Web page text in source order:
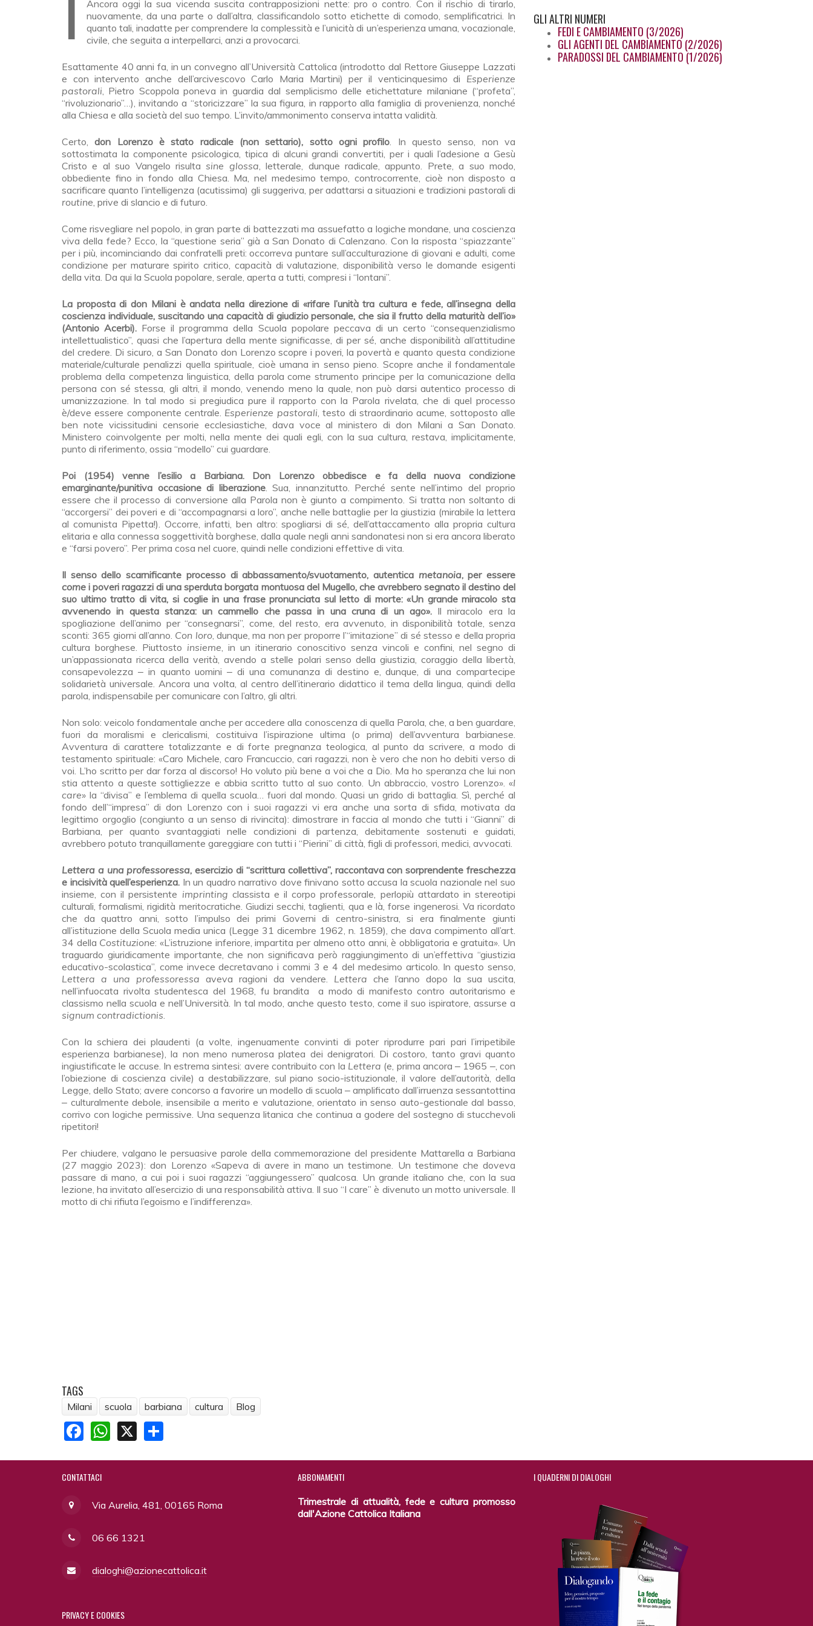
Ancora oggi la sua vicenda suscita contrapposizioni nette: pro o contro. Con il rischio di tirarlo,
nuovamente, da una parte o dall’altra, classificandolo sotto etichette di comodo, semplificatrici. In
quanto tali, inadatte per comprendere la complessità e l’unicità di un’esperienza umana, vocazionale,
civile, che seguita a interpellarci, anzi a provocarci.
Esattamente 40 anni fa, in un convegno all’Università Cattolica (introdotto dal Rettore Giuseppe Lazzati
e con intervento anche dell’arcivescovo Carlo Maria Martini) per il venticinquesimo di Esperienze
pastorali, Pietro Scoppola poneva in guardia dal semplicismo delle etichettature milaniane (“profeta”,
“rivoluzionario”…), invitando a “storicizzare” la sua figura, in rapporto alla famiglia di provenienza, nonché
alla Chiesa e alla società del suo tempo. L’invito/ammonimento conserva intatta validità.
Certo,don Lorenzo è stato radicale (non settario), sotto ogni profilo. In questo senso, non va
sottostimata la componente psicologica, tipica di alcuni grandi convertiti, per i quali l’adesione a Gesù
Cristo e al suo Vangelo risultasine glossa, letterale, dunque radicale, appunto. Prete, a suo modo,
obbediente fino in fondo alla Chiesa. Ma, nel medesimo tempo, controcorrente, cioè non disposto a
sacrificare quanto l’intelligenza (acutissima) gli suggeriva, per adattarsi a situazioni e tradizioni pastorali di
routine, prive di slancio e di futuro.
Come risvegliare nel popolo, in gran parte di battezzati ma assuefatto a logiche mondane, una coscienza
viva della fede? Ecco, la “questione seria” già a San Donato di Calenzano. Con la risposta “spiazzante”
per i più, incominciando dai confratelli preti: occorreva puntare sull’acculturazione di giovani e adulti, come
condizione per maturare spirito critico, capacità di valutazione, disponibilità verso le domande esigenti
della vita. Da qui la Scuola popolare, serale, aperta a tutti, compresi i “lontani”.
La proposta di don Milani è andata nella direzione di «rifare l’unità tra cultura e fede, all’insegna della
coscienza individuale, suscitando una capacità di giudizio personale, che sia il frutto della maturità dell’io»
(Antonio Acerbi). Forse il programma della Scuola popolare peccava di un certo “consequenzialismo
intellettualistico”, quasi che l’apertura della mente significasse, di per sé, anche disponibilità all’attitudine
del credere. Di sicuro, a San Donato don Lorenzo scopre i poveri, la povertà e quanto questa condizione
materiale/culturale penalizzi quella spirituale, cioè umana in senso pieno. Scopre anche il fondamentale
problema della competenza linguistica, della parola come strumento principe per la comunicazione della
persona con sé stessa, gli altri, il mondo, venendo meno la quale, non può darsi autentico processo di
umanizzazione. In tal modo si pregiudica pure il rapporto con la Parola rivelata, che di quel processo
è/deve essere componente centrale. Esperienze pastorali, testo di straordinario acume, sottoposto alle
ben note vicissitudini censorie ecclesiastiche, dava voce al ministero di don Milani a San Donato.
Ministero coinvolgente per molti, nella mente dei quali egli, con la sua cultura, restava, implicitamente,
punto di riferimento, ossia “modello” cui guardare.
Poi (1954) venne l’esilio a Barbiana. Don Lorenzo obbedisce e fa della nuova condizione
emarginante/punitiva occasione di liberazione. Sua, innanzitutto. Perché sente nell’intimo del proprio
essere che il processo di conversione alla Parola non è giunto a compimento. Si tratta non soltanto di
“accorgersi” dei poveri e di “accompagnarsi a loro”, anche nelle battaglie per la giustizia (mirabile la lettera
al comunista Pipetta!). Occorre, infatti, ben altro: spogliarsi di sé, dell’attaccamento alla propria cultura
elitaria e alla connessa soggettività borghese, dalla quale negli anni sandonatesi non si era ancora liberato
e “farsi povero”. Per prima cosa nel cuore, quindi nelle condizioni effettive di vita.
Il senso dello scarnificante processo di abbassamento/svuotamento, autentica metanoia, per essere
comei poveri ragazzi di una sperduta borgata montuosa del Mugello, che avrebbero segnato il destino del
suo ultimo tratto di vita, si coglie in una frase pronunciata sul letto di morte: «Un grande miracolo sta
avvenendo in questa stanza: un cammello che passa in una cruna di un ago».Il miracolo era la
spogliazione dell’animo per “consegnarsi”, come, del resto, era avvenuto, in disponibilità totale, senza
sconti: 365 giorni all’anno. Con loro, dunque, ma non per proporre l’“imitazione” di sé stesso e della propria
cultura borghese. Piuttosto insieme, in un itinerario conoscitivo senza vincoli e confini, nel segno di
un’appassionata ricerca della verità, avendo a stelle polari senso della giustizia, coraggio della libertà,
consapevolezza ‒ in quanto uomini ‒ di una comunanza di destino e, dunque, di una compartecipe
solidarietà universale. Ancora una volta, al centro dell’itinerario didattico il tema della lingua, quindi della
parola, indispensabile per comunicare con l’altro, gli altri.
Non solo: veicolo fondamentale anche per accedere alla conoscenza di quella Parola, che, a ben guardare,
fuori da moralismi e clericalismi, costituiva l’ispirazione ultima (o prima) dell’avventura barbianese.
Avventura di carattere totalizzante e di forte pregnanza teologica, al punto da scrivere, a modo di
testamento spirituale: «Caro Michele, caro Francuccio, cari ragazzi, non è vero che non ho debiti verso di
voi. L’ho scritto per dar forza al discorso! Ho voluto più bene a voi che a Dio. Ma ho speranza che lui non
stia attento a queste sottigliezze e abbia scritto tutto al suo conto. Un abbraccio, vostro Lorenzo». «I
care» la “divisa” e l’emblema di quella scuola… fuori dal mondo. Quasi un grido di battaglia. Sì, perché al
fondo dell’“impresa” di don Lorenzo con i suoi ragazzi vi era anche una sorta di sfida, motivata da
legittimo orgoglio (congiunto a un senso di rivincita): dimostrare in faccia al mondo che tutti i “Gianni” di
Barbiana, per quanto svantaggiati nelle condizioni di partenza, debitamente sostenuti e guidati,
avrebbero potuto tranquillamente gareggiare con tutti i “Pierini” di città, figli di professori, medici, avvocati.
Lettera a una professoressa, esercizio di “scrittura collettiva”, raccontava con sorprendente freschezza
e incisività quell’esperienza. In un quadro narrativo dove finivano sotto accusa la scuola nazionale nel suo
insieme, con il persistente imprinting classista e il corpo professorale, perlopiù attardato in stereotipi
culturali, formalismi, rigidità meritocratiche. Giudizi secchi, taglienti, qua e là, forse ingenerosi. Va ricordato
che da quattro anni, sotto l’impulso dei primi Governi di centro-sinistra, si era finalmente giunti
all’istituzione della Scuola media unica (Legge 31 dicembre 1962, n. 1859), che dava compimento all’art.
34 della Costituzione: «L’istruzione inferiore, impartita per almeno otto anni, è obbligatoria e gratuita». Un
traguardo giuridicamente importante, che non significava però raggiungimento di un’effettiva “giustizia
educativo-scolastica”, come invece decretavano i commi 3 e 4 del medesimo articolo. In questo senso,
Lettera a una professoressa aveva ragioni da vendere. Lettera che l’anno dopo la sua uscita,
nell’infuocata rivolta studentesca del 1968, fu brandita a modo di manifesto contro autoritarismo e
classismo nella scuola e nell’Università. In tal modo, anche questo testo, come il suo ispiratore, assurse a
signum contradictionis.
Con la schiera dei plaudenti (a volte, ingenuamente convinti di poter riprodurre pari pari l’irripetibile
esperienza barbianese), la non meno numerosa platea dei denigratori. Di costoro, tanto gravi quanto
ingiustificate le accuse. In estrema sintesi: avere contribuito con la Lettera (e, prima ancora ‒ 1965 ‒, con
l’obiezione di coscienza civile) a destabilizzare, sul piano socio-istituzionale, il valore dell’autorità, della
Legge, dello Stato; avere concorso a favorire un modello di scuola ‒ amplificato dall’irruenza sessantottina
‒ culturalmente debole, insensibile a merito e valutazione, orientato in senso auto-gestionale dal basso,
corrivo con logiche permissive. Una sequenza litanica che continua a godere del sostegno di stucchevoli
ripetitori!
Per chiudere, valgano le persuasive parole della commemorazione del presidente Mattarella a Barbiana
(27 maggio 2023): don Lorenzo «Sapeva di avere in mano un testimone. Un testimone che doveva
passare di mano, a cui poi i suoi ragazzi “aggiungessero” qualcosa. Un grande italiano che, con la sua
lezione, ha invitato all’esercizio di una responsabilità attiva. Il suo “I care” è divenuto un motto universale. Il
motto di chi rifiuta l’egoismo e l’indifferenza».
TAGS
Milani scuola barbiana cultura Blog
Facebook
WhatsApp
X
GLIALTRI NUMERI
FEDI E CAMBIAMENTO (3/2026)
GLI AGENTI DEL CAMBIAMENTO (2/2026)
PARADOSSI DEL CAMBIAMENTO (1/2026)
CONTATTACI
Via Aurelia, 481, 00165 Roma
06 66 1321
dialoghi@azionecattolica.it
PRIVACYE COOKIES
ABBONAMENTI
Trimestrale di attualità, fede e cultura promosso
dall'Azione Cattolica Italiana
IQUADERNI DI DIALOGHI